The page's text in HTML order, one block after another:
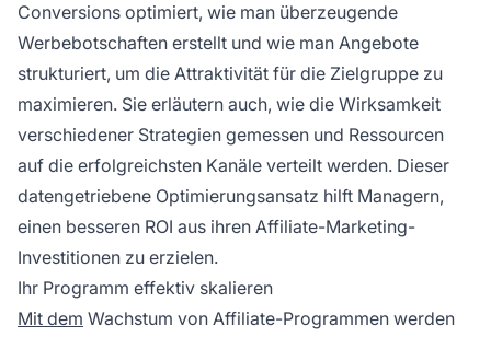
Conversions optimiert, wie man überzeugende
Werbebotschaften erstellt und wie man Angebote
strukturiert, um die Attraktivität für die Zielgruppe zu
maximieren. Sie erläutern auch, wie die Wirksamkeit
verschiedener Strategien gemessen und Ressourcen
auf die erfolgreichsten Kanäle verteilt werden. Dieser
datengetriebene Optimierungsansatz hilft Managern,
einen besseren ROI aus ihren Affiliate-Marketing-
Investitionen zu erzielen.
Ihr Programm effektiv skalieren
Mit dem Wachstum von Affiliate-Programmen werden